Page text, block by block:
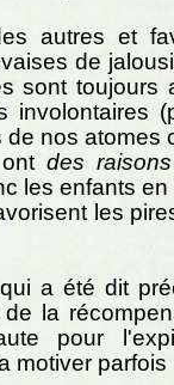
autres et
de
sont toujours
involontaires
nos atomes
des
les enfants
les
a été dit
la
pour
motiver parfois